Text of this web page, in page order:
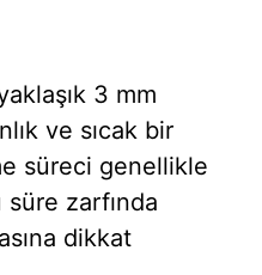
3 mm
ve sıcak bir
süreci genellikle
zarfında
dikkat